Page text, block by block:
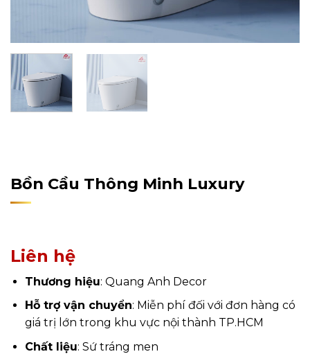
Bồn Cầu Thông Minh Luxury
Liên hệ
Thương hiệu: Quang Anh Decor
Hỗ trợ vận chuyển: Miễn phí đối với đơn hàng có
giá trị lớn trong khu vực nội thành TP.HCM
Chất liệu: Sứ tráng men